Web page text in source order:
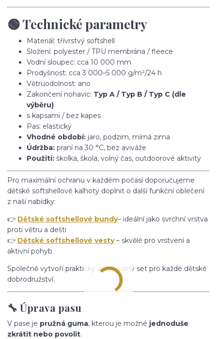
🟢 Technické parametry
Materiál: třívrstvý softshell
Složení: polyester / TPU membrána / fleece
Vodní sloupec: cca 10 000 mm
Prodyšnost: cca 3 000–5 000 g/m²/24 h
Větruodolnost: ano
Zakončení nohavic: Typ A / Typ B / Typ C (dle
výběru)
s kapsami / bez kapes
Pas: elastický
Vhodné období: jaro, podzim, mírná zima
Údržba: praní na 30 °C, bez aviváže
Použití: školka, škola, volný čas, outdoorové aktivity
Pro maximální ochranu v každém počasí doporučujeme
dětské softshellové kalhoty doplnit o další funkční oblečení
z naší nabídky:
👉 Dětské softshellové bundy– ideální jako svrchní vrstva
proti větru a dešti
👉 Dětské softshellové vesty– skvělé pro vrstvení a
aktivní pohyb
Společně vytvoří praktický a pohodlný set pro každé dětské
dobrodružství.
🔧 Úprava pasu
V pase je pružná guma, kterou je možné jednoduše
zkrátit nebo povolit.